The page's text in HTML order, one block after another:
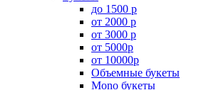
до 1500 р
от 2000 р
от 3000 р
от 5000р
от 10000р
Объемные букеты
Mono букеты